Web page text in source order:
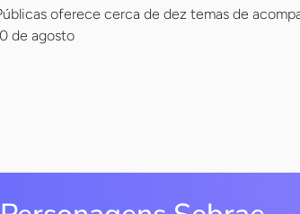
oferece cerca de dez temas de
de agosto